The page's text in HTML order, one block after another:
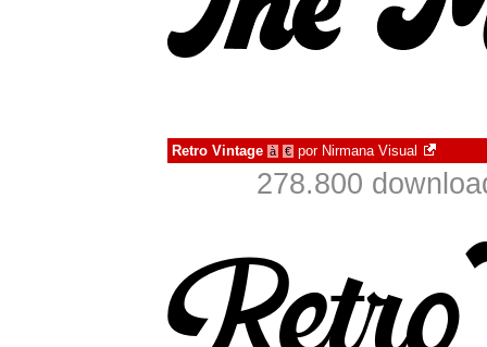
Retro Vintage à € por Nirmana Visual
278.800